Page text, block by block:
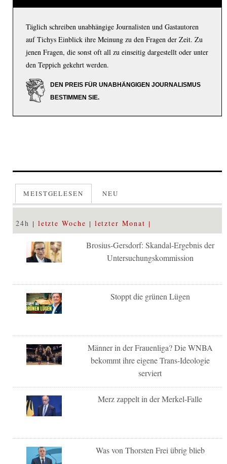
Täglich schreiben unabhängige Journalisten und Gastautoren
auf Tichys Einblick ihre Meinung zu den Fragen der Zeit. Zu
jenen Fragen, die sonst oft all zu einseitig dargestellt oder unter
den Teppich gekehrt werden.
DEN PREIS FÜR UNABHÄNGIGEN JOURNALISMUS
BESTIMMEN SIE.
MEISTGELESEN NEU
24h letzte Woche letzter Monat
Brosius-Gersdorf: Skandal-Ergebnis der
Untersuchungskommission
Stoppt die grünen Lügen
Männer in der Frauenliga? Die WNBA
bekommt ihre eigene Trans-Ideologie
serviert
Merz zappelt in der Merkel-Falle
Was von Thorsten Frei übrig blieb